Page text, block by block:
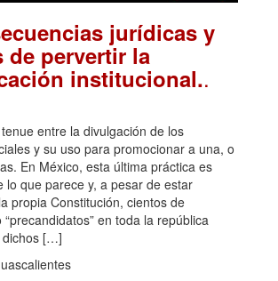
jurídicas y
de pervertir la
institucional..
entre la divulgación de los
y su uso para promocionar a una, o
En México, esta última práctica es
lo que parece y, a pesar de estar
propia Constitución, cientos de
“precandidatos” en toda la república
dichos […]